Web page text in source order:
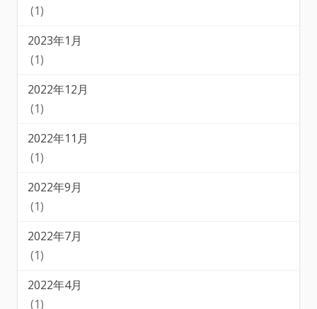
(1)
2023年1月
(1)
2022年12月
(1)
2022年11月
(1)
2022年9月
(1)
2022年7月
(1)
2022年4月
(1)